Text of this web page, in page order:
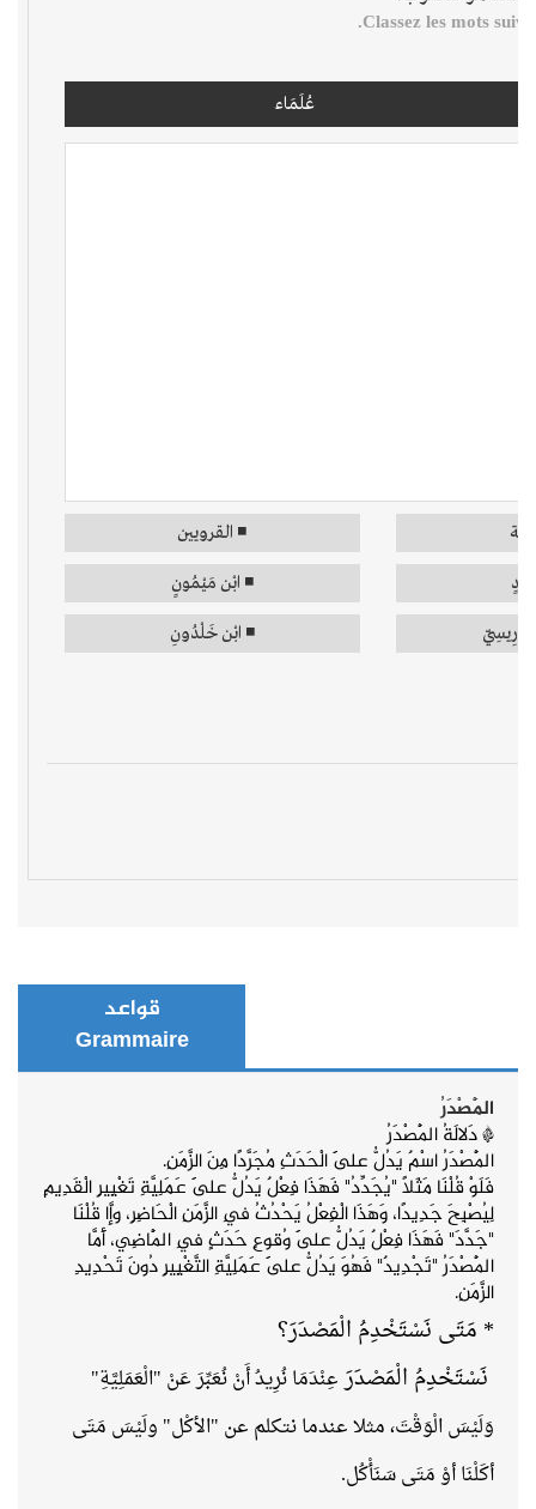
قواعد
Grammaire
الْمَصْدَرُ
* دَلالَةُالْمَصْدَرُ
الْمَصْدَرُ اسْمٌ يَدُلُّ عَلَى الْحَدَثِ مُجَرَّدًا مِنَ الزَّمَنِ.
فَلَوْ قُلْنَا مَثَلًا "يُجَدِّدُ" فَهَذَا فِعْلٌ يَدُلُّ عَلَى عَمَلِيَّةِ تَغْيِيرِ الْقَدِيمِ
لِيُصْبِحَ جَدِيدًا، وَهَذَا الْفِعْلُ يَحْدُثُ فِي الزَّمَنِ الْحَاضِرِ، وإَّا قُلْنَا
"جَدَّدَ" فَهَذَافِعْلٌيَدُلُّ عَلَى وُقوعِ حَدَثٍ فِي الْمَاضِي، أَمَّا
الْمَصْدَرُ "تَجْدِيدٌ" فَهُوَ يَدُلُّ عَلَى عَمَلِيَّةِ التَّغْيِيرِ دُونَ تَحْدِيدِ
الزَّمَنِ.
* مَتَى نَسْتَخْدِمُ الْمَصْدَرَ؟
نَسْتَخْدِمُ الْمَصْدَرَعِنْدَمَا نُرِيدُ أَنْ نُعَبِّرَ عَنْ "الْعَمَلِيَّةِ"
وَلَيْسَ الْوَقْتَ، مثلا عندما نتكلم عن "الأكْل" ولَيْسَ مَتَى
أكَلْنَا أوْ مَتَى سَنَأْكُل.